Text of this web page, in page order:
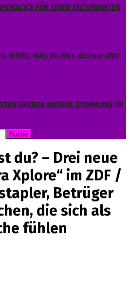
FÜR EINEN ENTSPANNTEN
VINYL: WAS KLINGT BESSER UND
FARBEN UNSERE STIMMUNG IM
du? – Drei neue
Xplore“ im ZDF /
Betrüger
die sich als
fühlen